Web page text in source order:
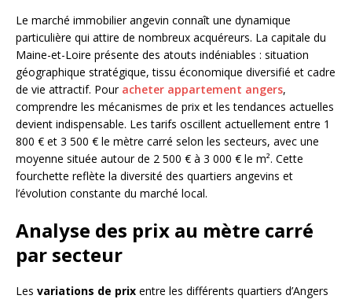
Le marché immobilier angevin connaît une dynamique
particulière qui attire de nombreux acquéreurs. La capitale du
Maine-et-Loire présente des atouts indéniables : situation
géographique stratégique, tissu économique diversifié et cadre
de vie attractif. Pour acheter appartement angers,
comprendre les mécanismes de prix et les tendances actuelles
devient indispensable. Les tarifs oscillent actuellement entre 1
800 € et 3 500 € le mètre carré selon les secteurs, avec une
moyenne située autour de 2 500 € à 3 000 € le m². Cette
fourchette reflète la diversité des quartiers angevins et
l’évolution constante du marché local.
Analyse des prix au mètre carré
par secteur
Les variations de prix entre les différents quartiers d’Angers